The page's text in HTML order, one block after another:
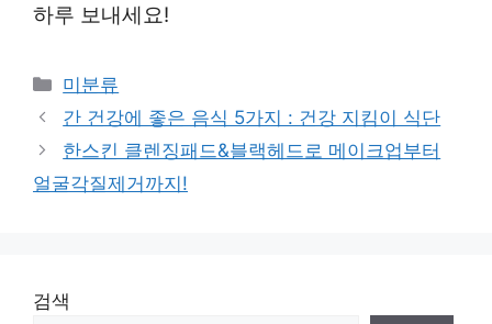
하루 보내세요!
Categories
미분류
간 건강에 좋은 음식 5가지 : 건강 지킴이 식단
한스킨 클렌징패드&블랙헤드로 메이크업부터
얼굴각질제거까지!
검색